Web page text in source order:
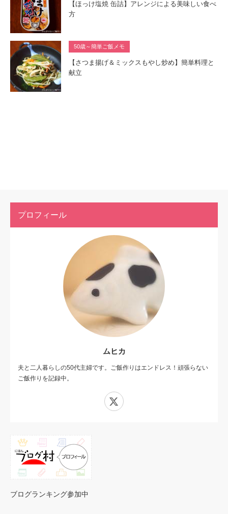
【ほっけ塩焼 缶詰】アレンジによる美味しい食べ
方
50歳～簡単ご飯メモ
【さつま揚げ＆ミックスもやし炒め】簡単料理と
献立
プロフィール
ムヒカ
夫と二人暮らしの50代主婦です。ご飯作りはエンドレス！頑張らない
ご飯作りを記録中。
ブログランキング参加中